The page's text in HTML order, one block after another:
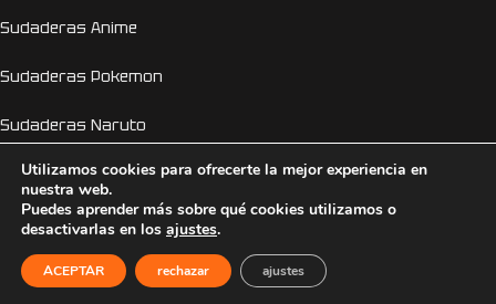
Sudaderas Anime
Sudaderas Pokemon
Sudaderas Naruto
Personalizador Online
Camisetas despedida de soltera y soltero
Utilizamos cookies para ofrecerte la mejor experiencia en
nuestra web.
Puedes aprender más sobre qué cookies utilizamos o
desactivarlas en los ajustes.
ACEPTAR rechazar ajustes